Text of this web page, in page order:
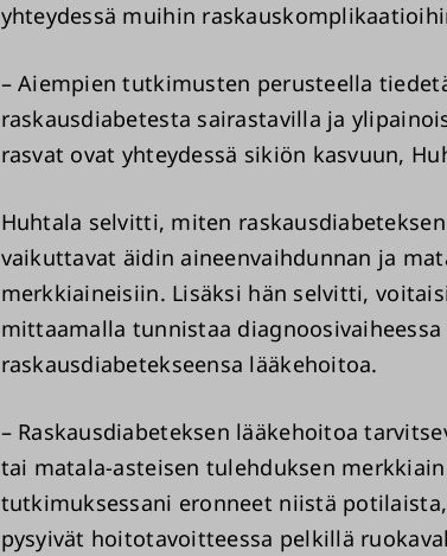
yhteydessä muihin
– Aiempien tutkimusten perusteella
raskausdiabetesta sairastavilla ja
rasvat ovat yhteydessä sikiön kasvuun,
Huhtala selvitti, miten
vaikuttavat äidin aineenvaihdunnan ja
merkkiaineisiin. Lisäksi hän selvitti,
mittaamalla tunnistaa
raskausdiabetekseensa lääkehoitoa.
– Raskausdiabeteksen lääkehoitoa
tai matala-asteisen tulehduksen
tutkimuksessani eronneet niistä
pysyivät hoitotavoitteessa pelkillä